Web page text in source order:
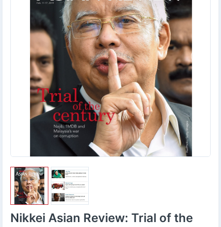
Nikkei Asian Review: Trial of the